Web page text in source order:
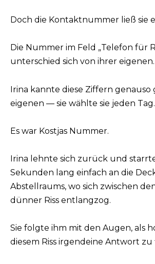
Doch die Kontaktnummer ließ sie
Die Nummer im Feld „Telefon für
unterschied sich von ihrer eigenen.
Irina kannte diese Ziffern genauso
eigenen — sie wählte sie jeden Tag.
Es war Kostjas Nummer.
Irina lehnte sich zurück und
Sekunden lang einfach an die
Abstellraums, wo sich zwischen
dünner Riss entlangzog.
Sie folgte ihm mit den Augen, als
diesem Riss irgendeine Antwort zu